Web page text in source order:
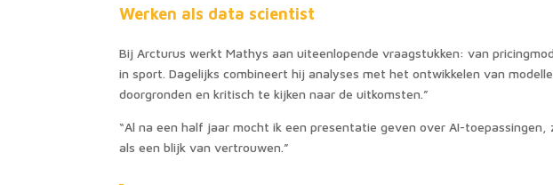
Werken als data scientist
Bij Arcturus werkt Mathys aan uiteenlopende vraagstukken: van
in sport. Dagelijks combineert hij analyses met het ontwikkelen van
doorgronden en kritisch te kijken naar de uitkomsten.”
“Al na een half jaar mocht ik een presentatie geven over AI-
als een blijk van vertrouwen.”